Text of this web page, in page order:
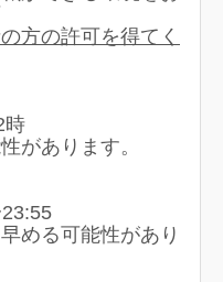
方の許可を得てく
時
があります。
める可能性があり